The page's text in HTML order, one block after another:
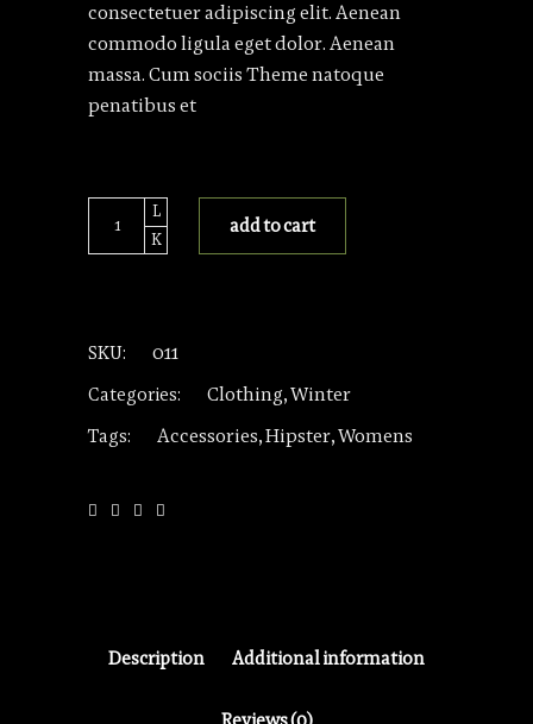
consectetuer adipiscing elit. Aenean
commodo ligula eget dolor. Aenean
massa. Cum sociis Theme natoque
penatibus et
add to cart
SKU: 011
Categories: Clothing,Winter
Tags: Accessories,Hipster,Womens
Description Additional information